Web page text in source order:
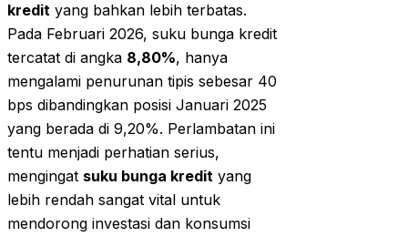
kredit yang bahkan lebih terbatas.
Pada Februari 2026, suku bunga kredit
tercatat di angka 8,80%, hanya
mengalami penurunan tipis sebesar 40
bps dibandingkan posisi Januari 2025
yang berada di 9,20%. Perlambatan ini
tentu menjadi perhatian serius,
mengingat suku bunga kredit yang
lebih rendah sangat vital untuk
mendorong investasi dan konsumsi